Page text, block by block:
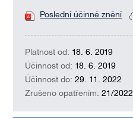
Poslední účinné znění
Platnost od: 18. 6. 2019
Účinnost od: 18. 6. 2019
Účinnost do:29. 11. 2022
Zrušeno opatřením:21/2022